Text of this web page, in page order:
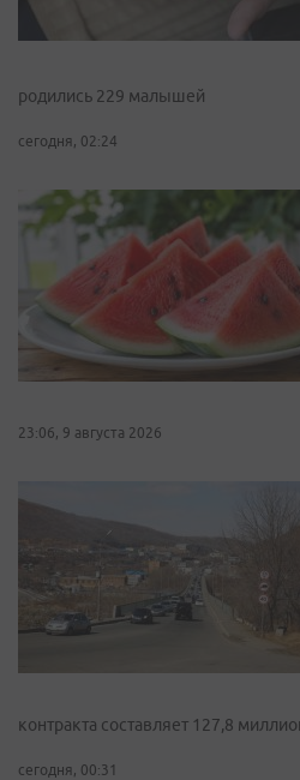
родились 229 малышей
сегодня, 02:24
23:06, 9 августа 2026
контракта составляет 127,8
сегодня, 00:31